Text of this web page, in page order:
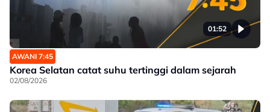
01:52
AWANI 7:45
Korea Selatan catat suhu tertinggi dalam sejarah
02/08/2026